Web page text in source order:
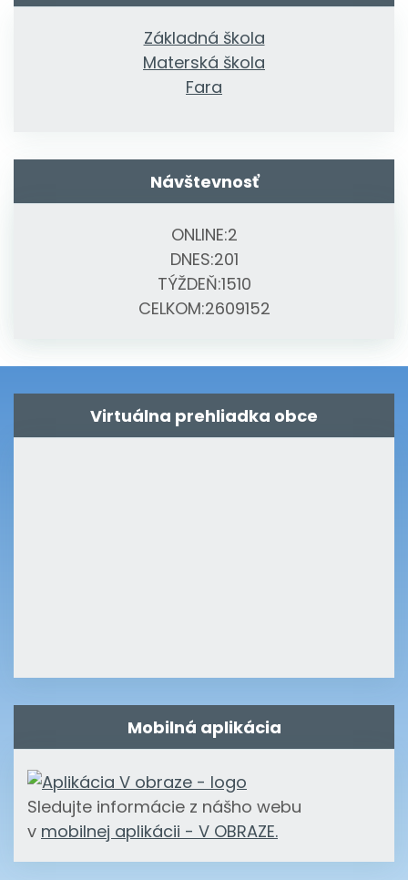
Základná škola
Materská škola
Fara
Návštevnosť
ONLINE:2
DNES:201
TÝŽDEŇ:1510
CELKOM:2609152
Virtuálna prehliadka obce
Mobilná aplikácia
Sledujte informácie z nášho webu
v mobilnej aplikácii - V OBRAZE.